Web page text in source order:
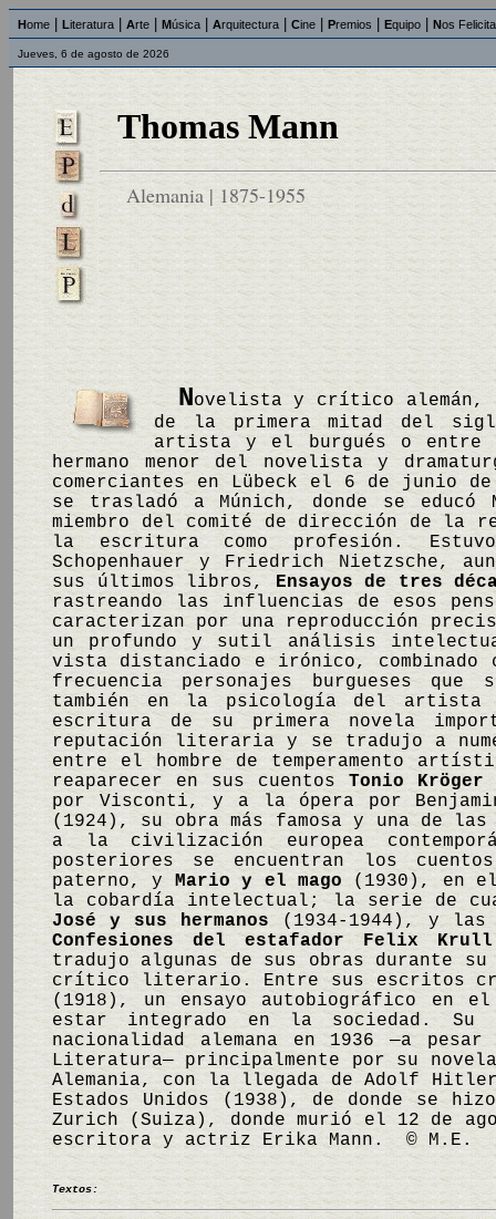
Home Literatura Arte Música Arquitectura Cine Premios Equipo Nos
Jueves, 6 de agosto de 2026
Thomas Mann
Alemania | 1875-1955
Novelista y crítico alemán,
de la primera mitad del
artista y el burgués o entre
hermano menor del novelista y
comerciantes en Lübeck el 6 de junio
se trasladó a Múnich, donde se educó
miembro del comité de dirección de la
la escritura como profesión.
Schopenhauer y Friedrich Nietzsche,
sus últimos libros,Ensayos de tres
rastreando las influencias de esos
caracterizan por una reproducción
un profundo y sutil análisis
vista distanciado e irónico, combinado
frecuencia personajes burgueses
también en la psicología del artista
escritura de su primera novela
reputación literaria y se tradujo a
entre el hombre de temperamento
reaparecer en sus cuentos Tonio Kröger
por Visconti, y a la ópera por
(1924), su obra más famosa y una de
a la civilización europea
posteriores se encuentran los
paterno, y Mario y el mago (1930), en
la cobardía intelectual; la serie de
José y sus hermanos(1934-1944), y las
Confesiones del estafador Felix Krull
tradujo algunas de sus obras durante
crítico literario. Entre sus escritos
(1918), un ensayo autobiográfico en
estar integrado en la sociedad.
nacionalidad alemana en 1936 —a
Literatura— principalmente por su
Alemania, con la llegada de Adolf
Estados Unidos (1938), de donde se
Zurich (Suiza), donde murió el 12 de
escritora y actriz Erika Mann. © M.E.
Textos: